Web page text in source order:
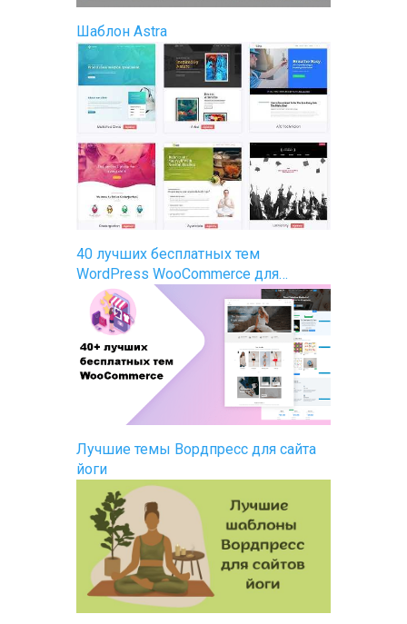
Шаблон Astra
40 лучших бесплатных тем
WordPress WooCommerce для…
Лучшие темы Вордпресс для сайта
йоги